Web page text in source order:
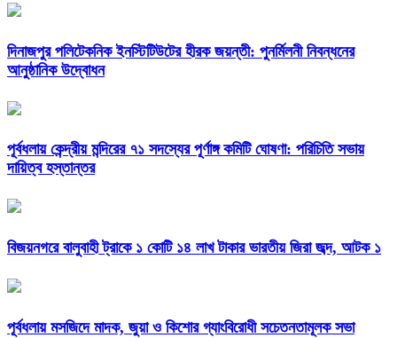
দিনাজপুর পলিটেকনিক ইনস্টিটিউটের হীরক জয়ন্তী: পুনর্মিলনী নিবন্ধনের
আনুষ্ঠানিক উদ্বোধন
পূর্বধলায় কেন্দ্রীয় মন্দিরের ৭১ সদস্যের পূর্ণাঙ্গ কমিটি ঘোষণা: পরিচিতি সভায়
দায়িত্ব হস্তান্তর
বিজয়নগরে বালুবাহী ট্রাকে ১ কোটি ১৪ লাখ টাকার ভারতীয় জিরা জব্দ, আটক ১
পূর্বধলায় মসজিদে মাদক, জুয়া ও কিশোর গ্যাংবিরোধী সচেতনতামূলক সভা